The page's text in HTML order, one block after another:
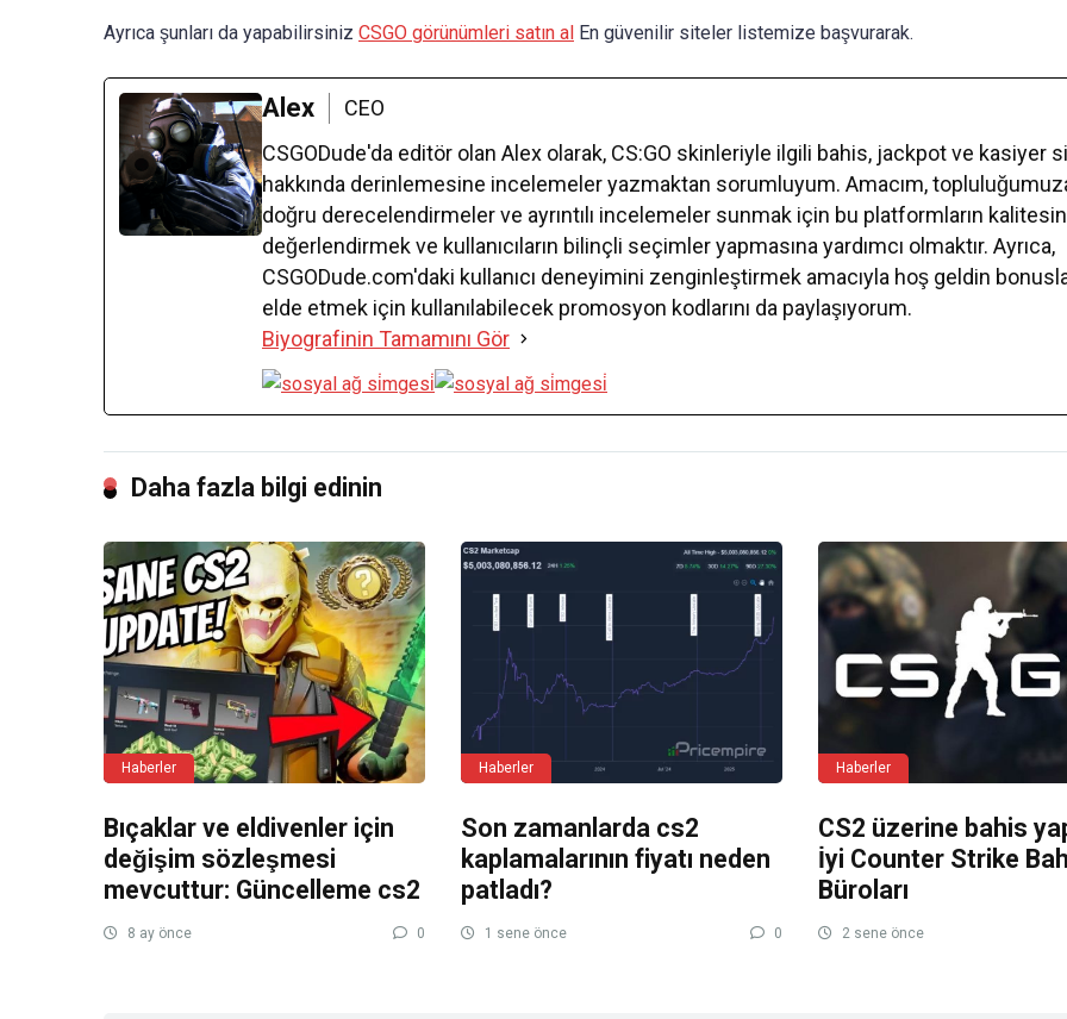
Ayrıca şunları da yapabilirsiniz CSGO görünümleri satın al En güvenilir siteler listemize başvurarak.
Alex
CEO
CSGODude'da editör olan Alex olarak, CS:GO skinleriyle ilgili bahis, jackpot ve kasiyer
hakkında derinlemesine incelemeler yazmaktan sorumluyum. Amacım,
doğru derecelendirmeler ve ayrıntılı incelemeler sunmak için bu platformların
değerlendirmek ve kullanıcıların bilinçli seçimler yapmasına yardımcı olmaktır. Ayrıca,
CSGODude.com'daki kullanıcı deneyimini zenginleştirmek amacıyla hoş geldin
elde etmek için kullanılabilecek promosyon kodlarını da paylaşıyorum.
Biyografinin Tamamını Gör
Daha fazla bilgi edinin
Haberler
Bıçaklar ve eldivenler için
değişim sözleşmesi
mevcuttur: Güncelleme cs2
8 ay önce 0
Haberler
Son zamanlarda cs2
kaplamalarının fiyatı neden
patladı?
1 sene önce 0
Haberler
CS2 üzerine bahis
İyi Counter Strike
Büroları
2 sene önce